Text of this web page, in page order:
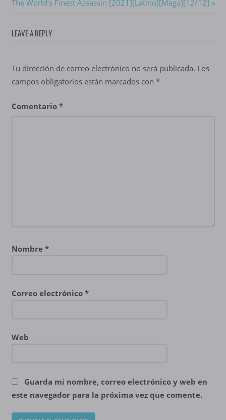
Next
The World’s Finest Assassin [2021][Latino][Mega][12/12]
LEAVE A REPLY
Tu dirección de correo electrónico no será publicada. Los
campos obligatorios están marcados con *
Comentario *
Nombre *
Correo electrónico *
Web
Guarda mi nombre, correo electrónico y web en
este navegador para la próxima vez que comente.